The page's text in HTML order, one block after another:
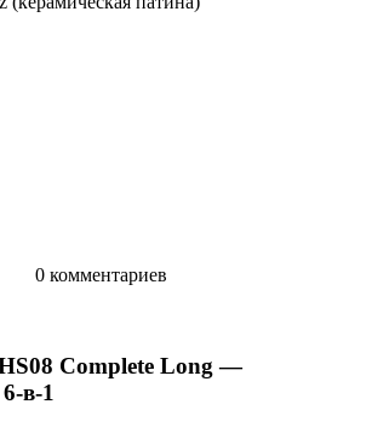
0 комментариев
Complete Long —
в-1